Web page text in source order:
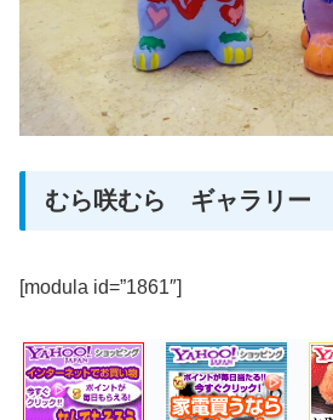
むら咲むら ギャラリー
[modula id=”1861″]